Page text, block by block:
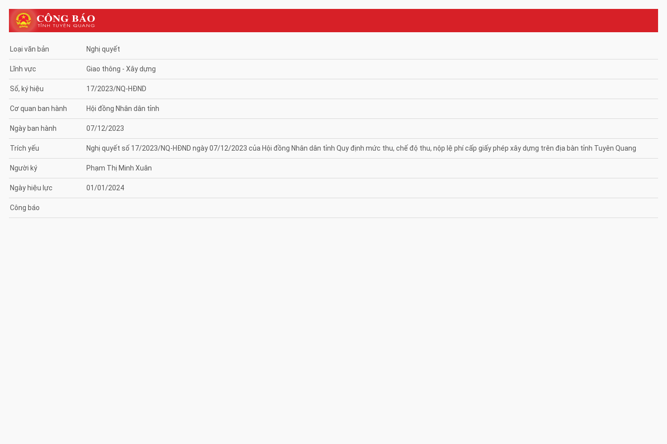
Loại văn bản Nghị quyết
Lĩnh vực Giao thông - Xây dựng
Số, ký hiệu 17/2023/NQ-HĐND
Cơ quan ban hành Hội đồng Nhân dân tỉnh
Ngày ban hành 07/12/2023
Trích yếu Nghị quyết số 17/2023/NQ-HĐND ngày 07/12/2023 của Hội đồng Nhân dân tỉnh Quy định mức thu, chế độ thu, nộp lệ phí cấp giấy phép xây dựng trên địa bàn tỉnh Tuyên Quang
Người ký Phạm Thị Minh Xuân
Ngày hiệu lực 01/01/2024
Công báo